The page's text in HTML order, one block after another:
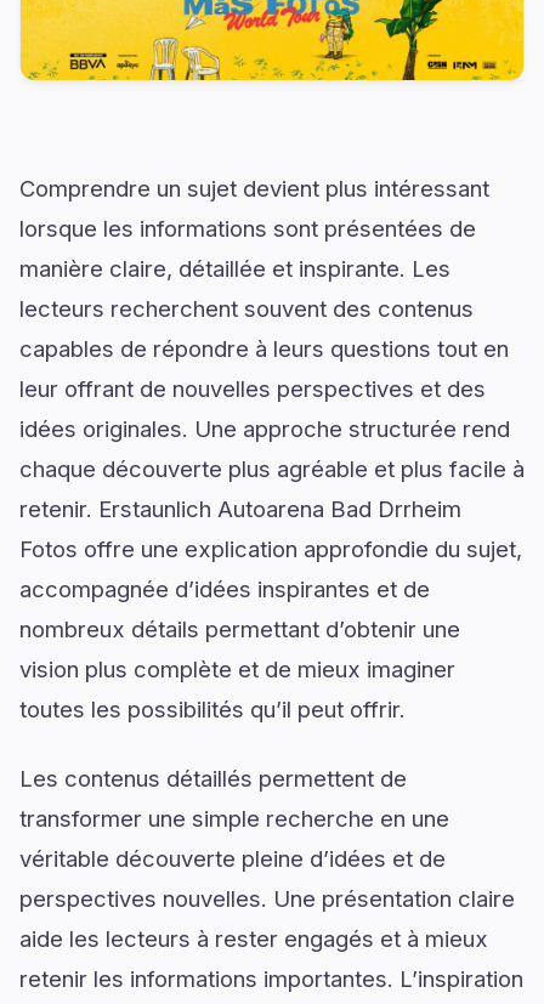
Comprendre un sujet devient plus intéressant
lorsque les informations sont présentées de
manière claire, détaillée et inspirante. Les
lecteurs recherchent souvent des contenus
capables de répondre à leurs questions tout en
leur offrant de nouvelles perspectives et des
idées originales. Une approche structurée rend
chaque découverte plus agréable et plus facile à
retenir. Erstaunlich Autoarena Bad Drrheim
Fotos offre une explication approfondie du sujet,
accompagnée d’idées inspirantes et de
nombreux détails permettant d’obtenir une
vision plus complète et de mieux imaginer
toutes les possibilités qu’il peut offrir.
Les contenus détaillés permettent de
transformer une simple recherche en une
véritable découverte pleine d’idées et de
perspectives nouvelles. Une présentation claire
aide les lecteurs à rester engagés et à mieux
retenir les informations importantes. L’inspiration